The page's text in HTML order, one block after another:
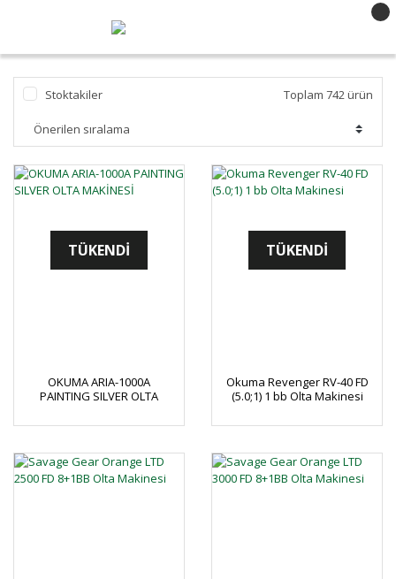
Stoktakiler Toplam 742 ürün
TÜKENDİ
OKUMA ARIA-1000A
PAINTING SILVER OLTA
TÜKENDİ
Okuma Revenger RV-40 FD
(5.0;1) 1 bb Olta Makinesi